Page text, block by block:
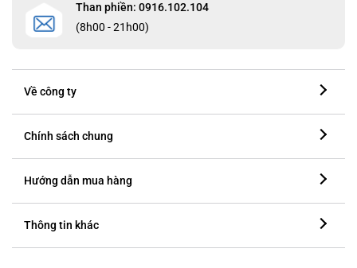
Than phiền: 0916.102.104
(8h00 - 21h00)
Về công ty
Chính sách chung
Hướng dẫn mua hàng
Thông tin khác